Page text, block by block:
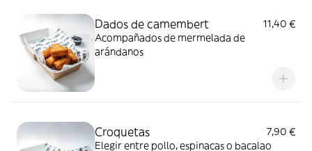
Dados de camembert
11,40 €
Acompañados de mermelada de
arándanos
Croquetas
7,90 €
Elegir entre pollo, espinacas o bacalao